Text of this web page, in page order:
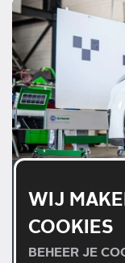
01/07/2026
WIJ
COOKIES
BEHEER JE